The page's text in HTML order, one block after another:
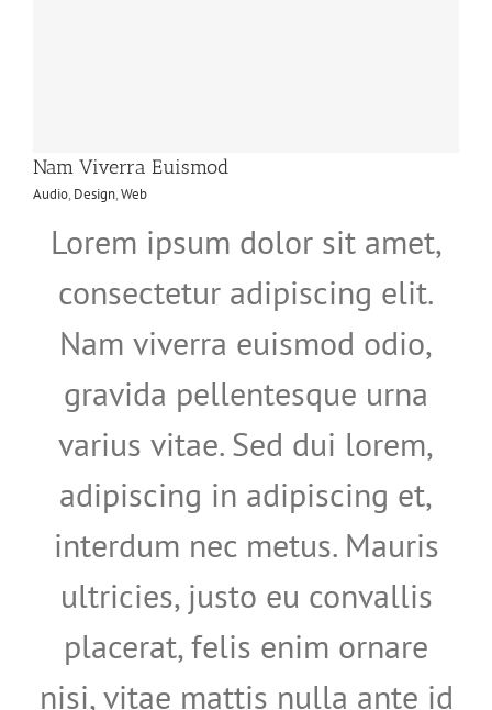
Nam Viverra Euismod
Audio, Design,Web
Lorem ipsum dolor sit amet,
consectetur adipiscing elit.
Nam viverra euismod odio,
gravida pellentesque urna
varius vitae. Sed dui lorem,
adipiscing in adipiscing et,
interdum nec metus. Mauris
ultricies, justo eu convallis
placerat, felis enim ornare
nisi, vitae mattis nulla ante id